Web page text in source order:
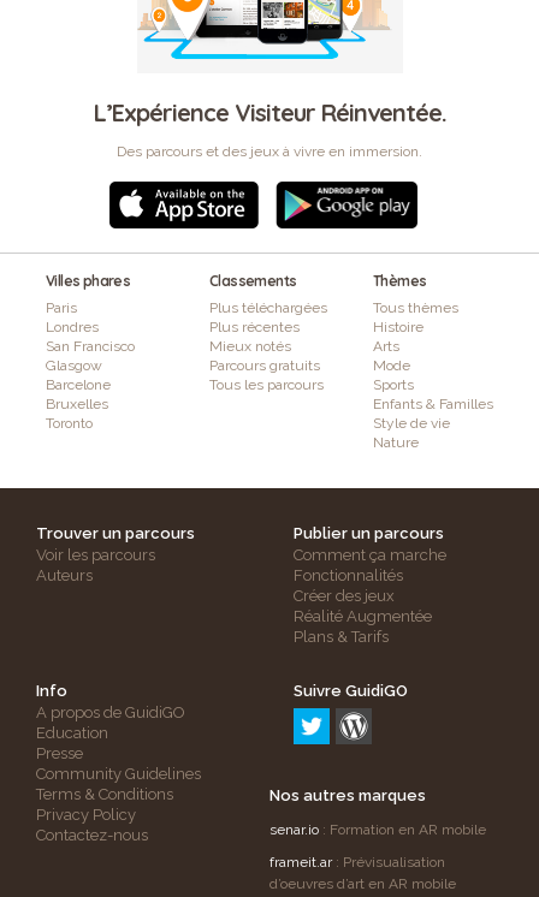
L’Expérience Visiteur Réinventée.
Des parcours et des jeux à vivre en immersion.
Villes phares
Paris
Londres
San Francisco
Glasgow
Barcelone
Bruxelles
Toronto
Classements
Plus téléchargées
Plus récentes
Mieux notés
Parcours gratuits
Tous les parcours
Thèmes
Tous thèmes
Histoire
Arts
Mode
Sports
Enfants & Familles
Style de vie
Nature
Trouver un parcours
Voir les parcours
Auteurs
Publier un parcours
Comment ça marche
Fonctionnalités
Créer des jeux
Réalité Augmentée
Plans & Tarifs
Info
A propos de GuidiGO
Education
Presse
Community Guidelines
Terms & Conditions
Privacy Policy
Contactez-nous
Suivre GuidiGO
Nos autres marques
senar.io : Formation en AR mobile
frameit.ar: Prévisualisation
d’oeuvres d’art en AR mobile